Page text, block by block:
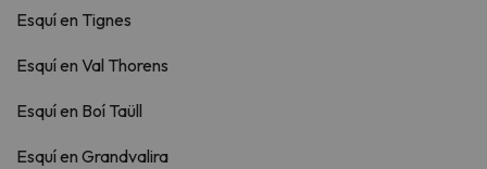
Esquí en Tignes
Esquí en Val Thorens
Esquí en Boí Taüll
Esquí en Grandvalira